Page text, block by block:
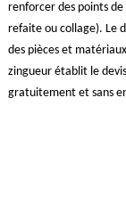
renforcer des points
refaite ou collage). Le
des pièces et
zingueur établit le
gratuitement et sans